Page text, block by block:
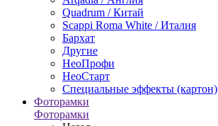
Quadrum / Китай
Scappi Roma White / Италия
Бархат
Другие
НеоПрофи
НеоСтарт
Специальные эффекты (картон)
Фоторамки
Фоторамки